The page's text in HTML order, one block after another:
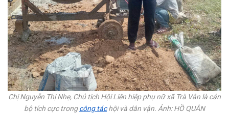
Chị Nguyễn Thị Nhẹ, Chủ tịch Hội Liên hiệp phụ nữ xã Trà Vân là cán
bộ tích cực trongcông táchội và dân vận. Ảnh: HỒ QUÂN